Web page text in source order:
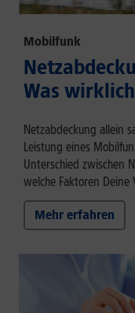
Mobilfunk
Was
Netzabdeckung allein
Leistung eines
Unterschied zwischen
welche Faktoren Deine
Mehr erfahren